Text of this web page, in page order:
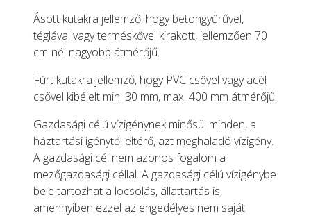
Ásott kutakra jellemző, hogy betongyűrűvel,
téglával vagy terméskővel kirakott, jellemzően 70
cm-nél nagyobb átmérőjű.
Fúrt kutakra jellemző, hogy PVC csővel vagy acél
csővel kibélelt min. 30 mm, max. 400 mm átmérőjű.
Gazdasági célú vízigénynek minősül minden, a
háztartási igénytől eltérő, azt meghaladó vízigény.
A gazdasági cél nem azonos fogalom a
mezőgazdasági céllal. A gazdasági célú vízigénybe
bele tartozhat a locsolás, állattartás is,
amennyiben ezzel az engedélyes nem saját